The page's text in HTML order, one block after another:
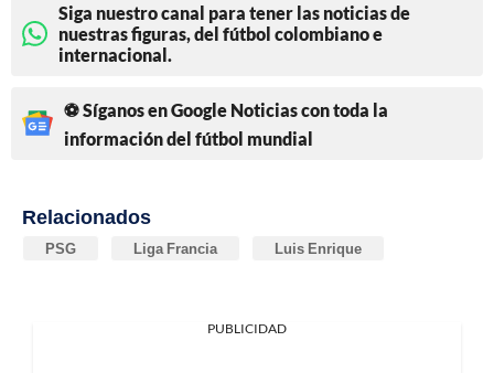
Siga nuestro canal para tener las noticias de
nuestras figuras, del fútbol colombiano e
internacional.
⚽ Síganos en Google Noticias con toda la
información del fútbol mundial
Relacionados
PSG Liga Francia Luis Enrique
PUBLICIDAD